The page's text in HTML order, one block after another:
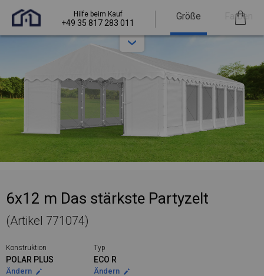
Hilfe beim Kauf
+49 35 817 283 011
Größe Farben
6x12 m Das stärkste Partyzelt
(Artikel 771074)
Konstruktion
POLAR PLUS
Ändern
Typ
ECO R
Ändern